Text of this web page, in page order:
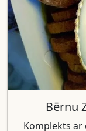
Bērnu
Komplekts ar